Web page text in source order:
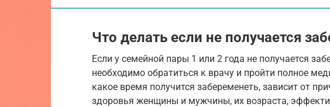
Что делать если не получается
Если у семейной пары 1 или 2 года не получается
необходимо обратиться к врачу и пройти полное
какое время получится забеременеть, зависит от
здоровья женщины и мужчины, их возраста,